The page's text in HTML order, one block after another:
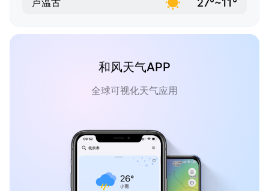
卢温古
和风天气APP
全球可视化天气应用